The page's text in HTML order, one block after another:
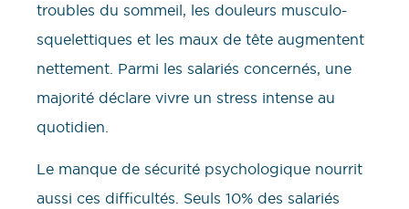
troubles du sommeil, les douleurs musculo-
squelettiques et les maux de tête augmentent
nettement. Parmi les salariés concernés, une
majorité déclare vivre un stress intense au
quotidien.
Le manque de sécurité psychologique nourrit
aussi ces difficultés. Seuls 10% des salariés